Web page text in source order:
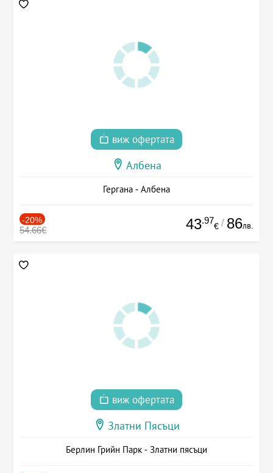
виж офертата
Албена
Гергана - Албена
-20%
54.66€ 43.97
€ / 86лв.
виж офертата
Златни Пясъци
Берлин Грийн Парк - Златни пясъци